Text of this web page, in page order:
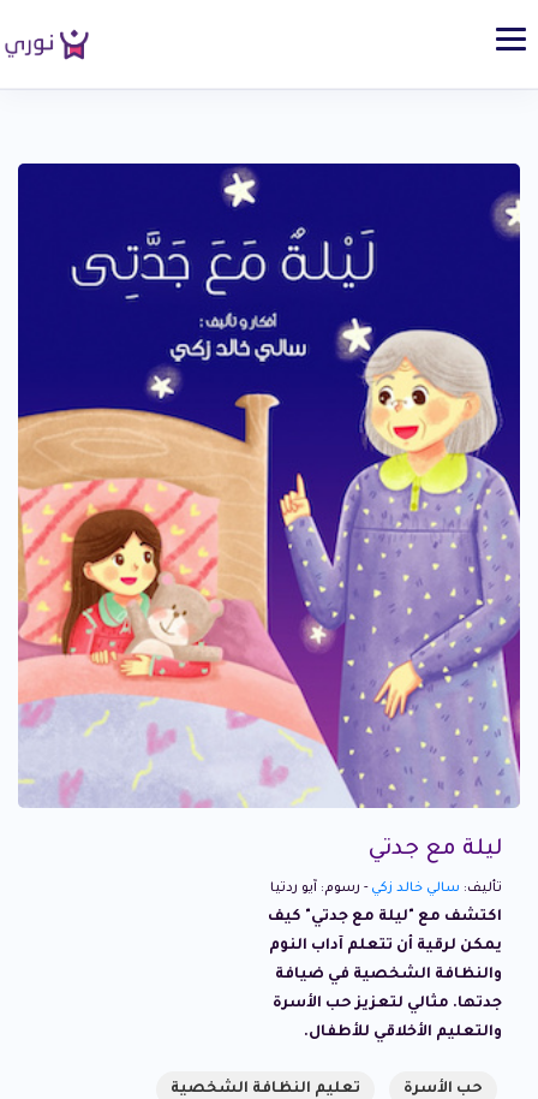
ليلة مع جدتي
تأليف: سالي خالد زكي - رسوم: آيو ردتيا
اكتشف مع "ليلة مع جدتي" كيف
يمكن لرقية أن تتعلم آداب النوم
والنظافة الشخصية في ضيافة
جدتها. مثالي لتعزيز حب الأسرة
والتعليم الأخلاقي للأطفال.
حب الأسرة تعليم النظافة الشخصية